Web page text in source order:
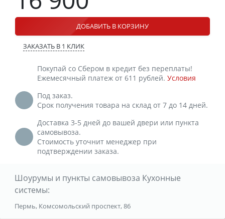
ДОБАВИТЬ В КОРЗИНУ
ЗАКАЗАТЬ В 1 КЛИК
Покупай со Сбером в кредит без переплаты!
Ежемесячный платеж от 611 рублей. Условия
Под заказ.
Срок получения товара на склад от 7 до 14 дней.
Доставка 3-5 дней до вашей двери или пункта
самовывоза.
Стоимость уточнит менеджер при
подтверждении заказа.
Шоурумы и пункты самовывоза Кухонные
системы:
Пермь, Комсомольский проспект, 86